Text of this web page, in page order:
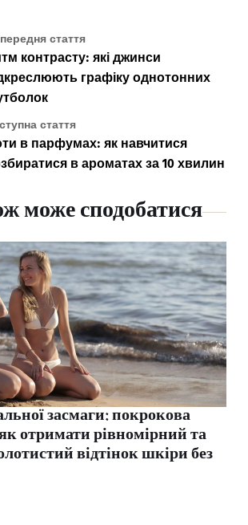
стаття
контрасту: які джинси
графіку однотонних
стаття
в парфумах: як навчитися
в ароматах за 10 хвилин
може сподобатися
засмаги: покрокова
отримати рівномірний та
відтінок шкіри без